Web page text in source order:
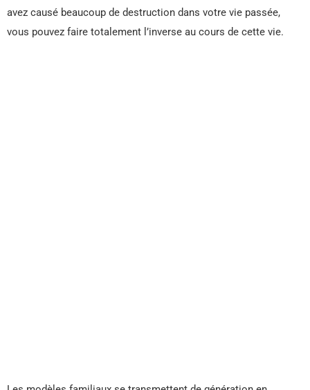
avez causé beaucoup de destruction dans votre vie passée,
vous pouvez faire totalement l’inverse au cours de cette vie.